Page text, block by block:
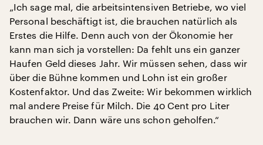
„Ich sage mal, die arbeitsintensiven Betriebe, wo viel
Personal beschäftigt ist, die brauchen natürlich als
Erstes die Hilfe. Denn auch von der Ökonomie her
kann man sich ja vorstellen: Da fehlt uns ein ganzer
Haufen Geld dieses Jahr. Wir müssen sehen, dass wir
über die Bühne kommen und Lohn ist ein großer
Kostenfaktor. Und das Zweite: Wir bekommen wirklich
mal andere Preise für Milch. Die 40 Cent pro Liter
brauchen wir. Dann wäre uns schon geholfen.“